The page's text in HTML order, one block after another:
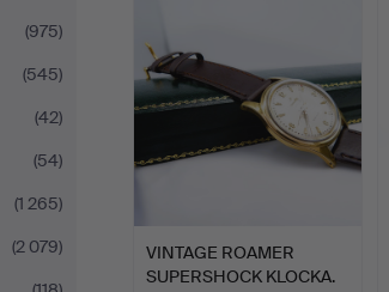
(975)
(545)
(42)
(54)
(1 265)
(2 079)
VINTAGE ROAMER
SUPERSHOCK KLOCKA.